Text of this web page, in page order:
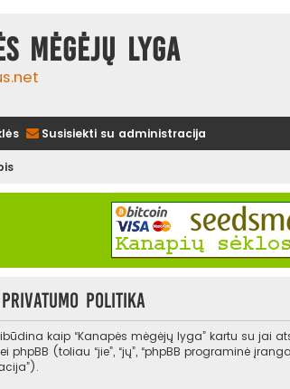
mėgėjų lyga
Susisiekti su administracija
politika
kaip “Kanapės mėgėjų lyga” kartu su jai
(toliau “jie”, “jų”, “phpBB programinė